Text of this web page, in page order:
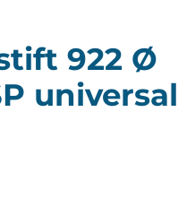
922 Ø
universal